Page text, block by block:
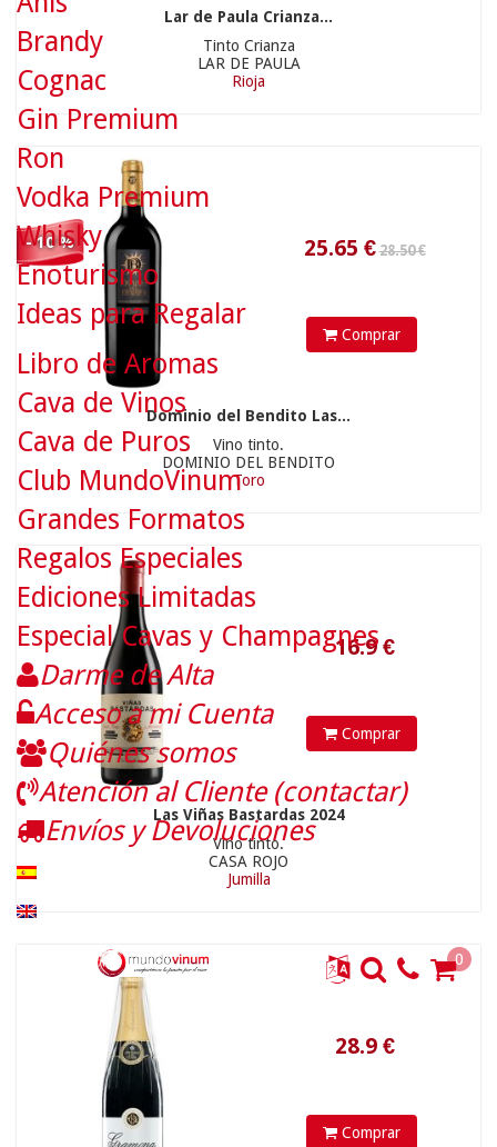
Lar de Paula Crianza...
Tinto Crianza
LAR DE PAULA
Rioja
- 10 %
Comprar
Dominio del Bendito Las...
Vino tinto.
DOMINIO DEL BENDITO
Toro
16.9€
Comprar
Las Viñas Bastardas 2024
Vino tinto.
CASA ROJO
Jumilla
Comprar
€
Brandy
Cognac
Gin Premium
Ron
Vodka Premium
Whisky
Enoturismo
Ideas para Regalar
Libro de Aromas
Cava de Vinos
Cava de Puros
Club MundoVinum
Grandes Formatos
Regalos Especiales
Ediciones Limitadas
Especial Cavas y Champagnes
Darme de Alta
Acceso a mi Cuenta
Quiénes somos
Atención al Cliente (contactar)
Envíos y Devoluciones
0